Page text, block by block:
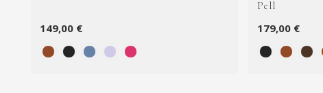
149,00 €
Pell
179,00 €